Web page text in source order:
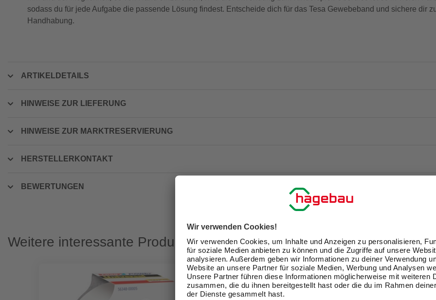
sodass du für jede Aufgabe die passende Lösung findest. Entscheide dich für das Tesa Gewebeband und sichere dir
Handhabung.
ARTIKELDETAILS
HINWEISE ZUR LIEFERUNG
HINWEISE ZUR MARKTRESERVIERUNG
HERSTELLERKONTAKT
BEWERTUNGEN
Weitere interessante Produkte